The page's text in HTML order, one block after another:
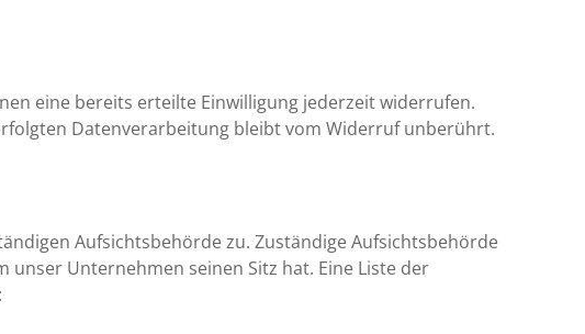
eine bereits erteilte Einwilligung jederzeit widerrufen.
Datenverarbeitung bleibt vom Widerruf unberührt.
Aufsichtsbehörde zu. Zuständige Aufsichtsbehörde
Unternehmen seinen Sitz hat. Eine Liste der